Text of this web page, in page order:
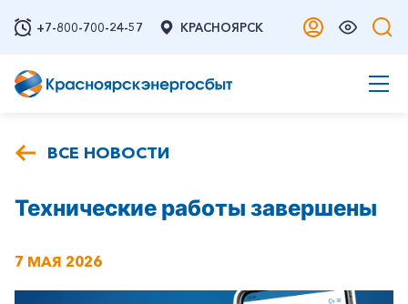
+7-800-700-24-57 КРАСНОЯРСК
ВСЕ НОВОСТИ
Технические работы завершены
7 МАЯ 2026